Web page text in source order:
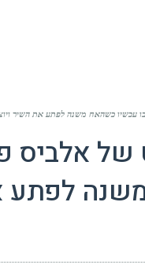
עכשיו כשהאח משנה לפתע את השיר
של אלביס
לפתע